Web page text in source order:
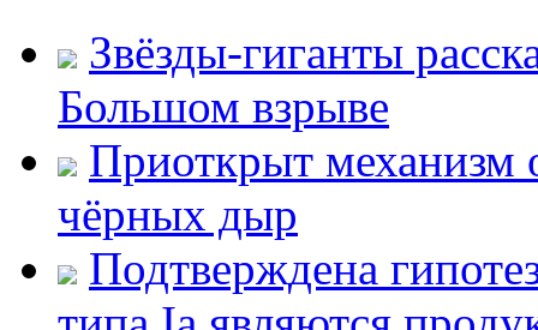
Звёзды-гиганты
Большом взрыве
Приоткрыт механизм
чёрных дыр
Подтверждена